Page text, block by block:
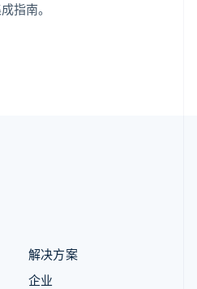
指南。
解决方案
企业